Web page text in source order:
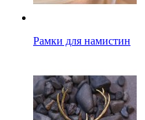
Рамки для намистин